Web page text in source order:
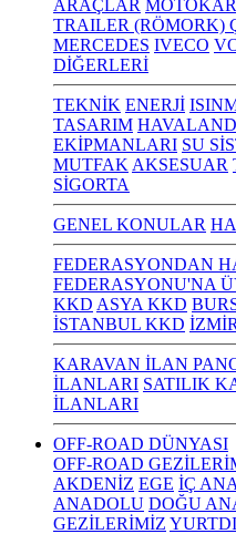
ARAÇLAR
TRAILER (RÖMORK)
MERCEDES IVECO
DİĞERLERİ
TEKNİK ENERJİ
TASARIM
EKİPMANLARI SU
MUTFAK AKSESUAR
SİGORTA
GENEL KONULAR
FEDERASYONDAN
FEDERASYONU'NA
KKD ASYA KKD
İSTANBUL KKD
KARAVAN İLAN
İLANLARI SATILIK
İLANLARI
OFF-ROAD DÜNYASI
OFF-ROAD
AKDENİZ EGE İÇ
ANADOLU DOĞU
GEZİLERİMİZ